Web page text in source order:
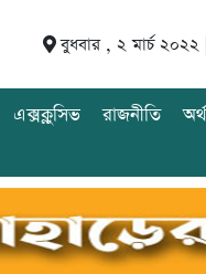
বুধবার , ২ মার্চ ২০২২ |
এক্সক্লুসিভ রাজনীতি